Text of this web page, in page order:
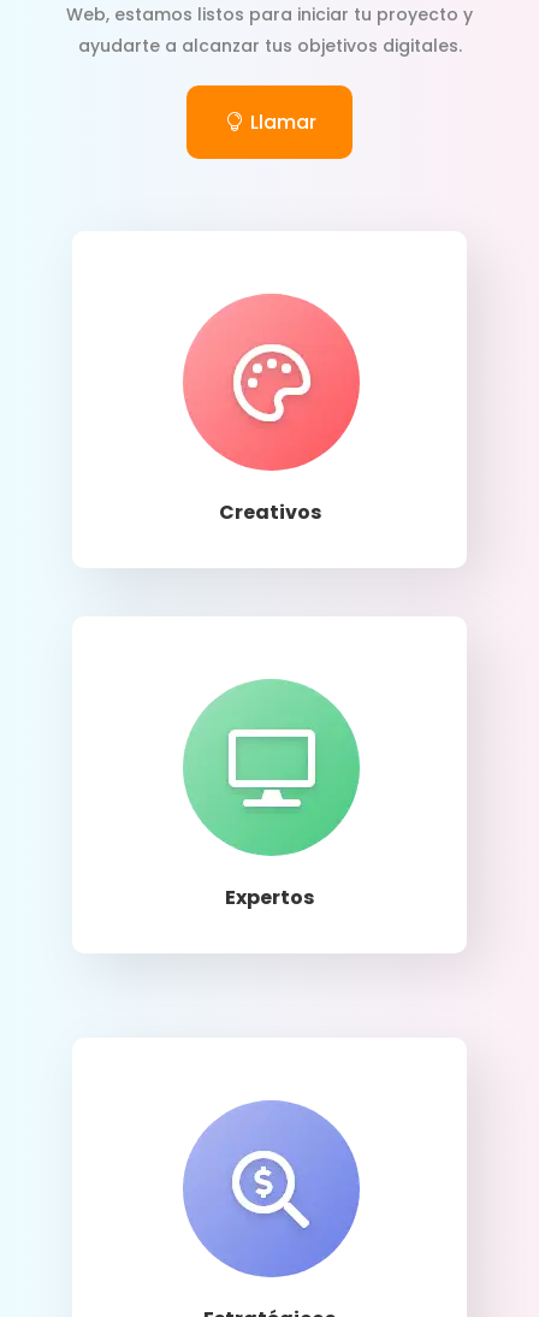
Web, estamos listos para iniciar tu proyecto y
ayudarte a alcanzar tus objetivos digitales.
Llamar
Creativos
Expertos